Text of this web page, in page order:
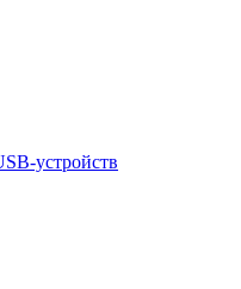
устройств